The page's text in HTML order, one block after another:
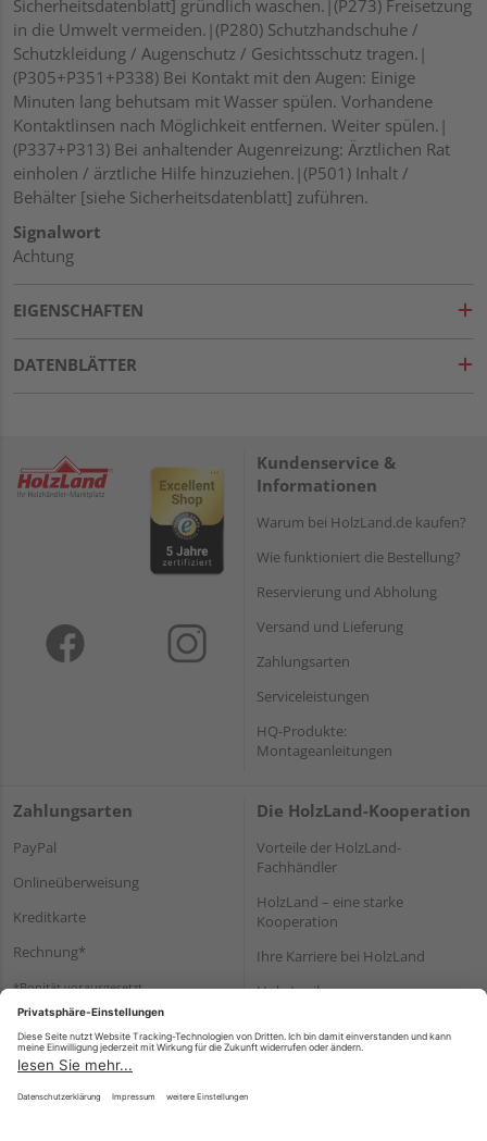
Sicherheitsdatenblatt] gründlich waschen.|(P273) Freisetzung
in die Umwelt vermeiden.|(P280) Schutzhandschuhe /
Schutzkleidung / Augenschutz / Gesichtsschutz tragen.|
(P305+P351+P338) Bei Kontakt mit den Augen: Einige
Minuten lang behutsam mit Wasser spülen. Vorhandene
Kontaktlinsen nach Möglichkeit entfernen. Weiter spülen.|
(P337+P313) Bei anhaltender Augenreizung: Ärztlichen Rat
einholen / ärztliche Hilfe hinzuziehen.|(P501) Inhalt /
Behälter [siehe Sicherheitsdatenblatt] zuführen.
Signalwort
Achtung
EIGENSCHAFTEN
DATENBLÄTTER
Kundenservice &
Informationen
Warum bei HolzLand.de kaufen?
Wie funktioniert die Bestellung?
Reservierung und Abholung
Versand und Lieferung
Zahlungsarten
Serviceleistungen
HQ-Produkte:
Montageanleitungen
Zahlungsarten
PayPal
Onlineüberweisung
Kreditkarte
Rechnung*
*Bonität vorausgesetzt
Die HolzLand-Kooperation
Vorteile der HolzLand-
Fachhändler
HolzLand – eine starke
Kooperation
Ihre Karriere bei HolzLand
Holz-Lexikon